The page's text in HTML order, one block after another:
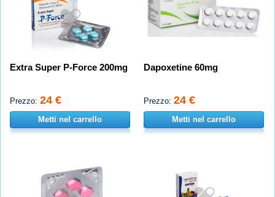
Extra Super P-Force 200mg
Prezzo: 24 €
Metti nel carrello
Dapoxetine 60mg
Prezzo: 24 €
Metti nel carrello